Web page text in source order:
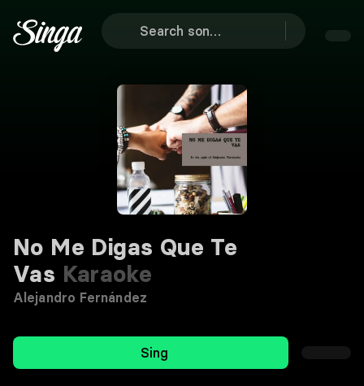
No Me Digas Que Te
Vas Karaoke
Alejandro Fernández
Sing